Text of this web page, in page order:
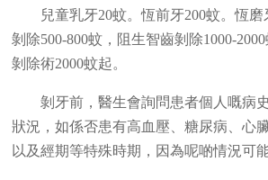
兒童乳牙20蚊。恆前牙200蚊。恆
剝除500-800蚊，阻生智齒剝除1000-
剝除術2000蚊起。
剝牙前，醫生會詢問患者個人嘅病
狀況，如係否患有高血壓、糖尿病、心
以及經期等特殊時期，因為呢啲情況可